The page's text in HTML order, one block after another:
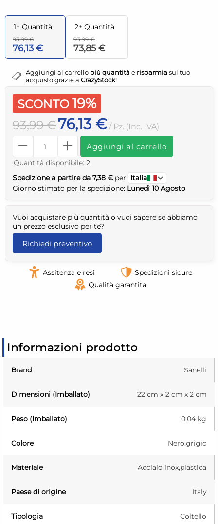
1+ Quantità
93,99 €
76,13 €
2+ Quantità
93,99 €
73,85 €
Aggiungi al carrello più quantità e risparmia sul tuo
acquisto grazie a CrazyStock!
SCONTO 19%
93,99 €76,13 € / Pz. (Inc. IVA)
Aggiungi al carrello
Quantità disponibile: 2
Spedizione a partire da 7,38 € per
Italia
Giorno stimato per la spedizione: Lunedì 10 Agosto
Vuoi acquistare più quantità o vuoi sapere se abbiamo
un prezzo esclusivo per te?
Richiedi preventivo
Assitenza e resi
Spedizioni sicure
Qualità garantita
Informazioni prodotto
Brand Sanelli
Dimensioni (Imballato) 22 cm x 2 cm x 2 cm
Peso (Imballato) 0.04 kg
Colore Nero,grigio
Materiale Acciaio inox,plastica
Paese di origine Italy
Tipologia Coltello